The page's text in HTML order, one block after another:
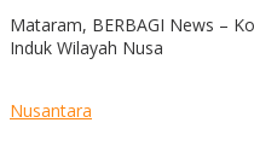
Mataram, BERBAGI News –
Induk Wilayah Nusa
Nusantara